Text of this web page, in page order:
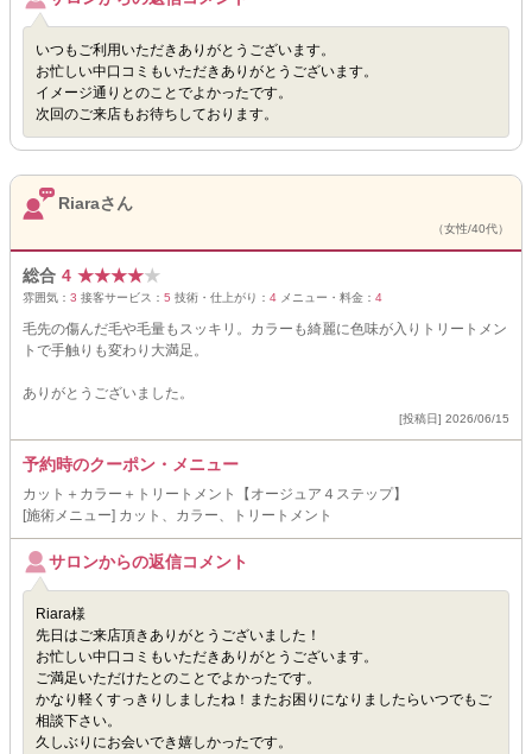
いつもご利用いただきありがとうございます。
お忙しい中口コミもいただきありがとうございます。
イメージ通りとのことでよかったです。
次回のご来店もお待ちしております。
Riaraさん
（女性/40代）
総合 4 ★★★★★
雰囲気： 3 接客サービス： 5 技術・仕上がり： 4 メニュー・料金： 4
毛先の傷んだ毛や毛量もスッキリ。カラーも綺麗に色味が入りトリートメン
トで手触りも変わり大満足。
ありがとうございました。
[投稿日] 2026/06/15
予約時のクーポン・メニュー
カット＋カラー＋トリートメント【オージュア４ステップ】
[施術メニュー] カット、カラー、トリートメント
サロンからの返信コメント
Riara様
先日はご来店頂きありがとうございました！
お忙しい中口コミもいただきありがとうございます。
ご満足いただけたとのことでよかったです。
かなり軽くすっきりしましたね！またお困りになりましたらいつでもご
相談下さい。
久しぶりにお会いでき嬉しかったです。